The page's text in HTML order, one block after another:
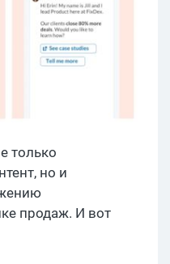
только
но и
продаж. И вот